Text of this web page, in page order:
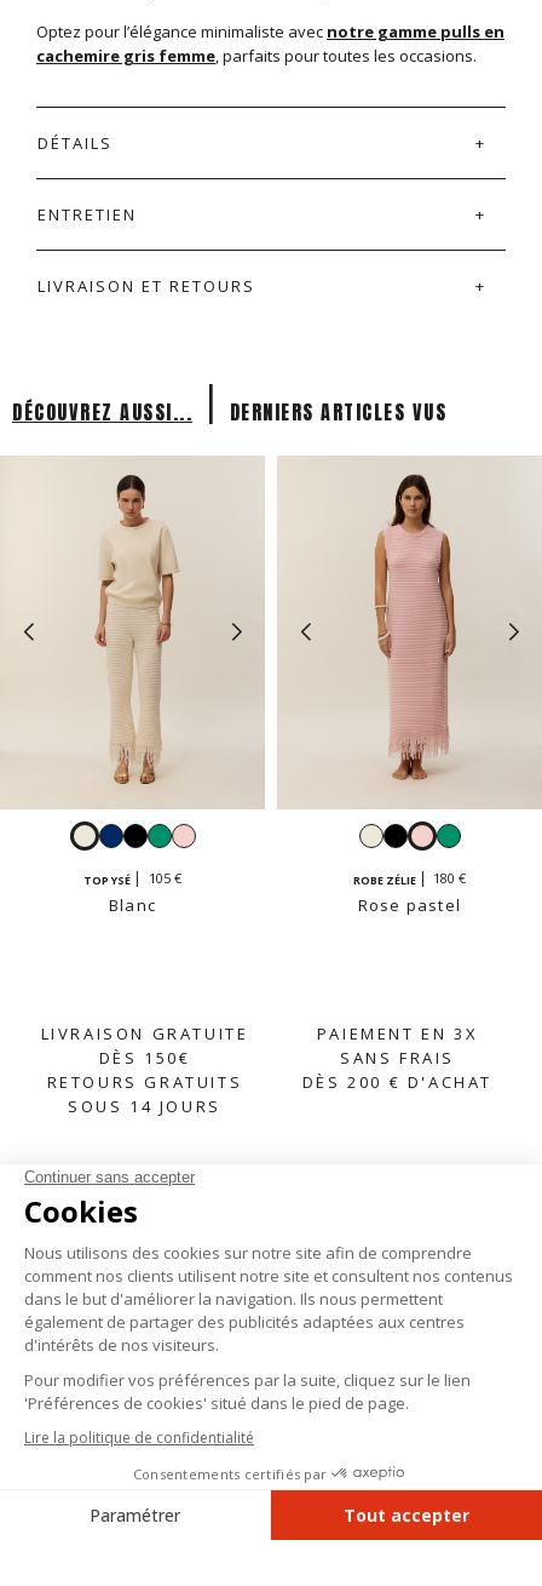
AJOUTER AU PANIER
Optez pour l’élégance minimaliste avec notre gamme pulls en
cachemire gris femme, parfaits pour toutes les occasions.
DÉTAILS
ENTRETIEN
LIVRAISON ET RETOURS
DÉCOUVREZ AUSSI... | DERNIERS ARTICLES VUS
BlancNavyNoirÉmeraude
Rose
TOP YSÉ 105 €
Blanc
BlancNoirRoseÉmeraude
ROBE ZÉLIE 180 €
Rose pastel
LIVRAISON GRATUITE
DÈS 150€
RETOURS GRATUITS
SOUS 14 JOURS
PAIEMENT EN 3X
SANS FRAIS
DÈS 200 € D'ACHAT
S'INSCRIRE À LA NEWSLETTER
AIDE 
À PROPOS 
PRODUITS
InstagramPinterest